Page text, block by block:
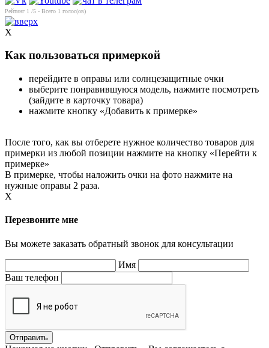
Рейтинг 1 /5 - Всего 1 голос(ов)
X
Как пользоваться примеркой
перейдите в оправы или солнцезащитные очки
выберите понравившуюся модель, нажмите посмотреть
(зайдите в карточку товара)
нажмите кнопку «Добавить к примерке»
После того, как вы отберете нужное количество товаров для
примерки из любой позиции нажмите на кнопку «Перейти к
примерке»
В примерке, чтобы наложить очки на фото нажмите на
нужные оправы 2 раза.
X
Перезвоните мне
Вы можете заказать обратный звонок для консультации
Имя
Ваш телефон